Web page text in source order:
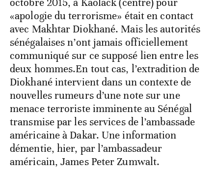
octobre 2015, à Kaolack (centre) pour
«apologie du terrorisme» était en contact
avec Makhtar Diokhané. Mais les autorités
sénégalaises n’ont jamais officiellement
communiqué sur ce supposé lien entre les
deux hommes.En tout cas, l’extradition de
Diokhané intervient dans un contexte de
nouvelles rumeurs d’une note sur une
menace terroriste imminente au Sénégal
transmise par les services de l’ambassade
américaine à Dakar. Une information
démentie, hier, par l’ambassadeur
américain, James Peter Zumwalt.